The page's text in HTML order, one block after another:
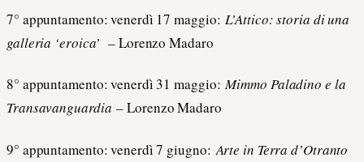
7° appuntamento: venerdì 17 maggio:L’Attico: storia di una
galleria ‘eroica’– Lorenzo Madaro
8° appuntamento: venerdì 31 maggio:Mimmo Paladino e la
Transavanguardia– Lorenzo Madaro
9° appuntamento: venerdì 7 giugno: Arte in Terra d’Otranto